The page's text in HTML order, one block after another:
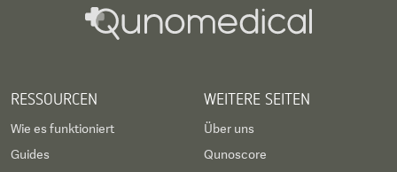
RESSOURCEN
Wie es funktioniert
Guides
WEITERE SEITEN
Über uns
Qunoscore